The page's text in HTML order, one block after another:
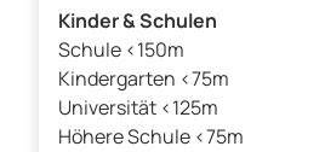
Kinder & Schulen
Schule <150m
Kindergarten <75m
Universität <125m
Höhere Schule <75m